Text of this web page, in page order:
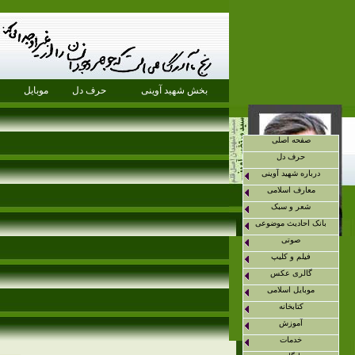
بخش شهید آوینی حرف دل موبایل
صفحه اصلی
حرف دل
درباره شهید آوینی
معارف اسلامی
شعر و سبک
بانک احادیث موضوعی
صوتی
فیلم و کلیپ
گالری عکس
موبایل اسلامی
کتابخانه
آموزش
خدمات